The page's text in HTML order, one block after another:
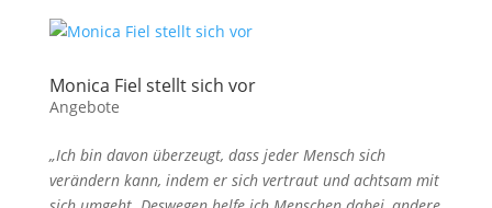
Monica Fiel stellt sich vor
Angebote
„Ich bin davon überzeugt, dass jeder Mensch sich
verändern kann, indem er sich vertraut und achtsam mit